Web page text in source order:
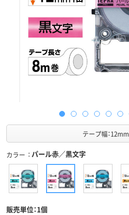
テープ幅：12mm
カラー パール赤／黒文字
販売単位：1個